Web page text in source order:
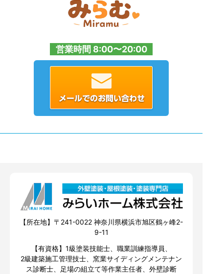
営業時間 8:00〜20:00
【所在地】〒241-0022 神奈川県横浜市旭区鶴ヶ峰2-
9-11
【有資格】1級塗装技能士、職業訓練指導員、
2級建築施工管理技士、窯業サイディングメンテナン
ス診断士、足場の組立て等作業主任者、外壁診断